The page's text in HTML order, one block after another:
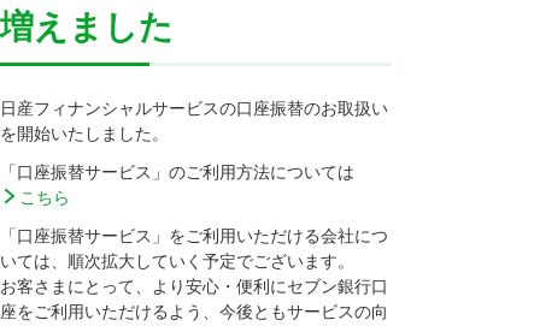
増えました
日産フィナンシャルサービスの口座振替のお取扱い
を開始いたしました。
「口座振替サービス」のご利用方法については
こちら
「口座振替サービス」をご利用いただける会社につ
いては、順次拡大していく予定でございます。
お客さまにとって、より安心・便利にセブン銀行口
座をご利用いただけるよう、今後ともサービスの向